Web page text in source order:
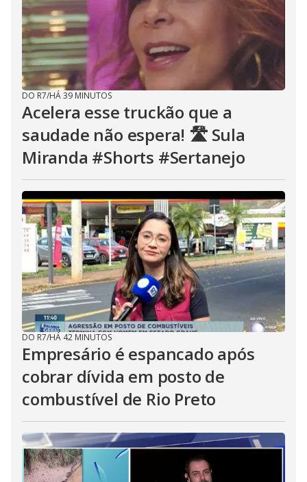
DO R7/HÁ 39 MINUTOS
Acelera esse truckão que a
saudade não espera! 🛣️ Sula
Miranda #Shorts #Sertanejo
DO R7/HÁ 42 MINUTOS
Empresário é espancado após
cobrar dívida em posto de
combustível de Rio Preto